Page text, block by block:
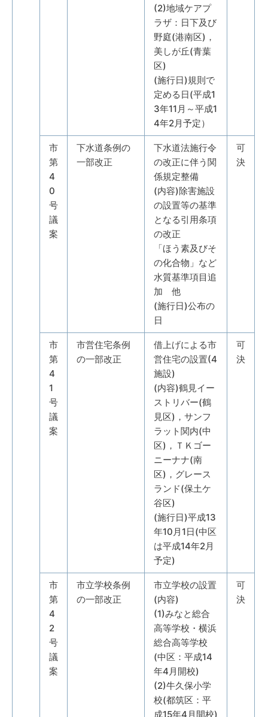
(2)地域ケアプ
ラザ：日下及び
野庭(港南区)，
美しが丘(青葉
区)
(施行日)規則で
定める日(平成1
3年11月～平成1
4年2月予定）
市
第
4
0
号
議
案
下水道条例の
一部改正
下水道法施行令
の改正に伴う関
係規定整備
(内容)除害施設
の設置等の基準
となる引用条項
の改正
「ほう素及びそ
の化合物」など
水質基準項目追
加 他
(施行日)公布の
日
可
決
市
第
4
1
号
議
案
市営住宅条例
の一部改正
借上げによる市
営住宅の設置(4
施設)
(内容)鶴見イー
ストリバー(鶴
見区)，サンフ
ラット関内(中
区)，ＴＫゴー
ニーナナ(南
区)，グレース
ランド(保土ケ
谷区)
(施行日)平成13
年10月1日(中区
は平成14年2月
予定)
可
決
市
第
4
2
号
議
案
市立学校条例
の一部改正
市立学校の設置
(内容)
(1)みなと総合
高等学校・横浜
総合高等学校
(中区：平成14
年4月開校)
(2)牛久保小学
校(都筑区：平
成15年4月開校)
可
決